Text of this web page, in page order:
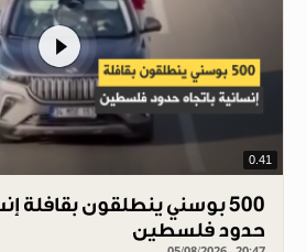
0.41
500 بوسني ينطلقون بقافلة
حدود فلسطين